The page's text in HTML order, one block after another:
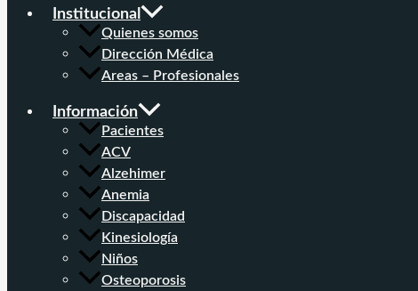
Institucional
Quienes somos
Dirección Médica
Areas – Profesionales
Información
Pacientes
ACV
Alzehimer
Anemia
Discapacidad
Kinesiología
Niños
Osteoporosis